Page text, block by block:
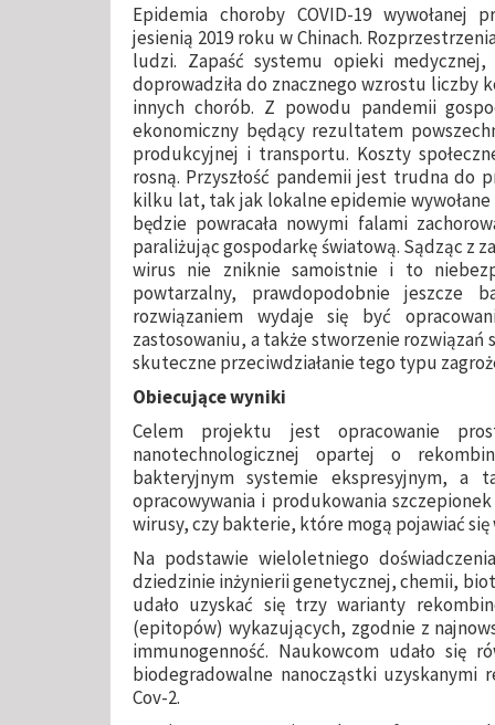
Epidemia choroby COVID-19 wywołanej
jesienią 2019 roku w Chinach.
ludzi. Zapaść systemu opieki
doprowadziła do znacznego wzrostu liczby
innych chorób. Z powodu pandemii
ekonomiczny będący rezultatem
produkcyjnej i transportu. Koszty
rosną. Przyszłość pandemii jest trudna do
kilku lat, tak jak lokalne epidemie
będzie powracała nowymi falami
paraliżując gospodarkę światową. Sądząc z
wirus nie zniknie samoistnie i to
powtarzalny, prawdopodobnie jeszcze
rozwiązaniem wydaje się być
zastosowaniu, a także stworzenie
skuteczne przeciwdziałanie tego typu
Obiecujące wyniki
Celem projektu jest opracowanie
nanotechnologicznej opartej o
bakteryjnym systemie ekspresyjnym, a
opracowywania i produkowania
wirusy, czy bakterie, które mogą pojawiać się
Na podstawie wieloletniego
dziedzinie inżynierii genetycznej, chemii,
udało uzyskać się trzy warianty
(epitopów) wykazujących, zgodnie z
immunogenność. Naukowcom udało się
biodegradowalne nanocząstki uzyskanymi
Cov-2.